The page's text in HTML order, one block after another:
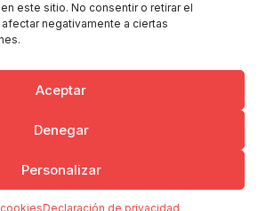
este sitio. No consentir o retirar el
negativamente a ciertas
Aceptar
Denegar
Personalizar
Declaración de privacidad